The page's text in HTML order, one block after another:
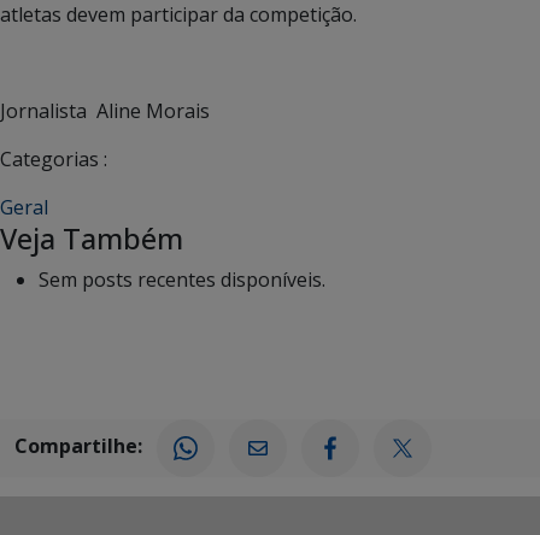
atletas devem participar da competição.
Jornalista Aline Morais
Categorias :
Geral
Veja Também
Sem posts recentes disponíveis.
Compartilhe: